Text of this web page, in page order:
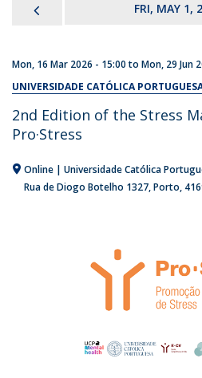
FRI, MAY 1,
Mon, 16 Mar 2026 - 15:00to Mon, 29 Jun
UNIVERSIDADE CATÓLICA
2nd Edition of the Stress
Pro·Stress
Online | Universidade Católica
Rua de Diogo Botelho 1327 Porto